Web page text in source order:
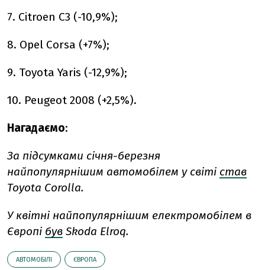
7. Citroen C3 (-10,9%);
8. Opel Corsa (+7%);
9. Toyota Yaris (-12,9%);
10. Peugeot 2008 (+2,5%).
Нагадаємо:
За підсумками січня-березня
найпопулярнішим автомобілем у світі став
Toyota Corolla.
У квітні найпопулярнішим електромобілем в
Європі був Skoda Elroq.
АВТОМОБІЛІ ЄВРОПА